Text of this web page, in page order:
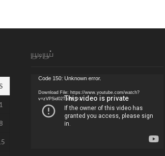
1
8
யூடியூப்
Video
Player
Code 150: Unknown error.
Download File: https://www.youtube.com/watch?
v=zVPSid02TbY&_=1